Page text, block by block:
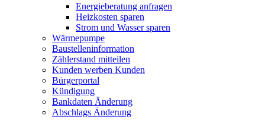
Energieberatung anfragen
Heizkosten sparen
Strom und Wasser sparen
Wärmepumpe
Baustelleninformation
Zählerstand mitteilen
Kunden werben Kunden
Bürgerportal
Kündigung
Bankdaten Änderung
Abschlags Änderung